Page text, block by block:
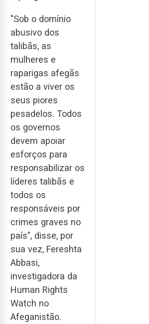
"Sob o domínio
abusivo dos
talibãs, as
mulheres e
raparigas afegãs
estão a viver os
seus piores
pesadelos. Todos
os governos
devem apoiar
esforços para
responsabilizar os
líderes talibãs e
todos os
responsáveis por
crimes graves no
país", disse, por
sua vez, Fereshta
Abbasi,
investigadora da
Human Rights
Watch no
Afeganistão.